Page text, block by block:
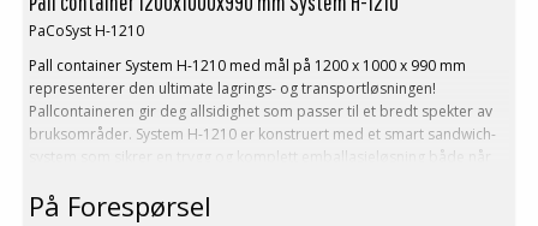
PaCoSyst H-1210
Pall container System H-1210 med mål på 1200 x 1000 x 990 mm
representerer den ultimate lagrings- og transportløsningen!
Pallcontaineren gir deg allsidighet som passer til et bredt spekter av
bruksområder. System H-1210 er konstruert med et smart sandwich-
system som sikrer en trygg og komplett emballasjeløsning både når
transport med System H-1210 - valget for de som krever det beste!
På Forespørsel